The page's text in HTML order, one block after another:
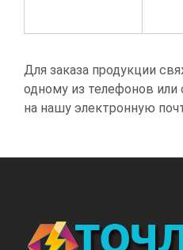
Для заказа продукции
одному из телефонов или
на нашу электронную